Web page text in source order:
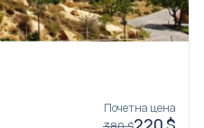
Почетна цена